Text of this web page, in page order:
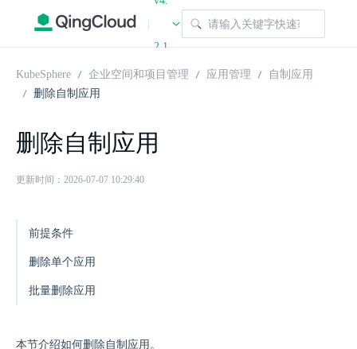
|
2.1
KubeSphere 企业空间和项目管理 应用管理
自制应用
删除自制应用
删除自制应用
更新时间：2026-07-07 10:29:40
前提条件
删除单个应用
批量删除应用
本节介绍如何删除自制应用。